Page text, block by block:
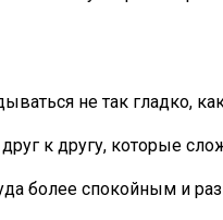
не так гладко,
к другу, которые
более спокойным и